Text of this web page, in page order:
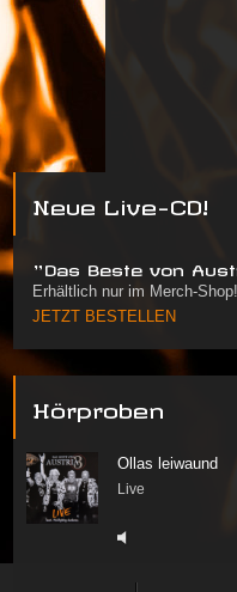
Neue Live-CD!
"Das Beste von
Erhältlich nur im Merch-Shop!
JETZT BESTELLEN
Hörproben
Ollas leiwaund
Live